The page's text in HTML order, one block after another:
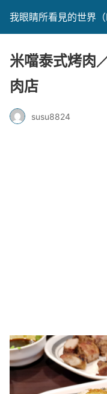
我眼睛所看見的世界（
米噹泰式烤肉
肉店
susu8824